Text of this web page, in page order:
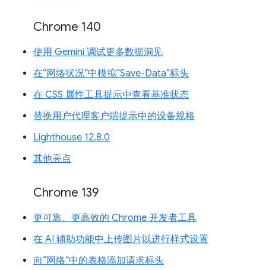
Chrome 140
使用 Gemini 调试更多数据洞见
在“网络状况”中模拟“Save-Data”标头
在 CSS 属性工具提示中查看基准状态
替换用户代理客户端提示中的设备规格
Lighthouse 12.8.0
其他亮点
Chrome 139
更可靠、更高效的 Chrome 开发者工具
在 AI 辅助功能中上传图片以进行样式设置
向“网络”中的表格添加请求标头